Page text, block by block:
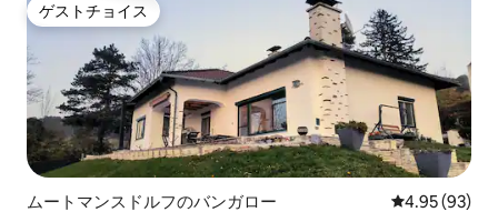
ゲストチョイス
ゲストチョイス
ムートマンスドルフのバンガロー レビュー93
4.95 (93)